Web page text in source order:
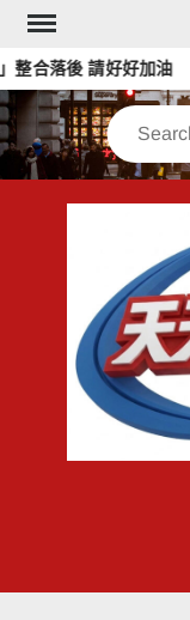
Skip
content
合落後 請好好加油
Search